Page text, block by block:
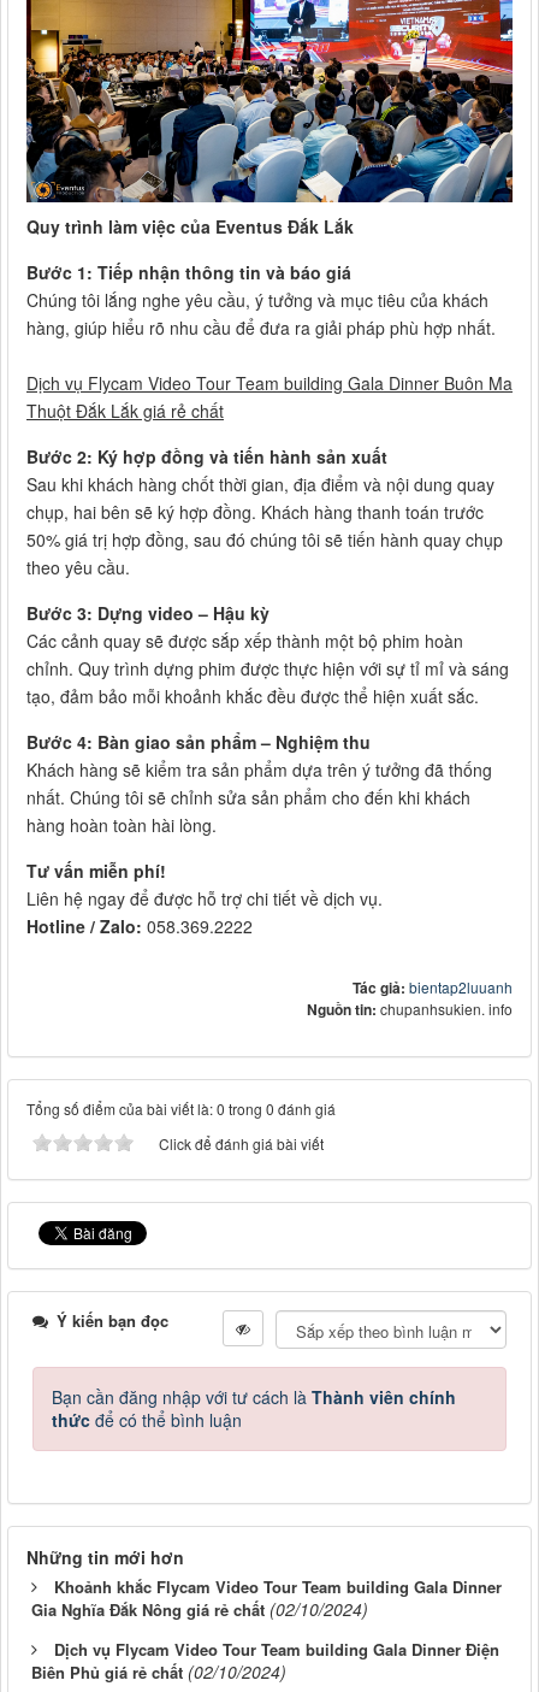
Quy trình làm việc của Eventus Đắk Lắk
Bước 1: Tiếp nhận thông tin và báo giá
Chúng tôi lắng nghe yêu cầu, ý tưởng và mục tiêu của khách
hàng, giúp hiểu rõ nhu cầu để đưa ra giải pháp phù hợp nhất.
Dịch vụ Flycam Video Tour Team building Gala Dinner Buôn Ma
Thuột Đắk Lắk giá rẻ chất
Bước 2: Ký hợp đồng và tiến hành sản xuất
Sau khi khách hàng chốt thời gian, địa điểm và nội dung quay
chụp, hai bên sẽ ký hợp đồng. Khách hàng thanh toán trước
50% giá trị hợp đồng, sau đó chúng tôi sẽ tiến hành quay chụp
theo yêu cầu.
Bước 3: Dựng video – Hậu kỳ
Các cảnh quay sẽ được sắp xếp thành một bộ phim hoàn
chỉnh. Quy trình dựng phim được thực hiện với sự tỉ mỉ và sáng
tạo, đảm bảo mỗi khoảnh khắc đều được thể hiện xuất sắc.
Bước 4: Bàn giao sản phẩm – Nghiệm thu
Khách hàng sẽ kiểm tra sản phẩm dựa trên ý tưởng đã thống
nhất. Chúng tôi sẽ chỉnh sửa sản phẩm cho đến khi khách
hàng hoàn toàn hài lòng.
Tư vấn miễn phí!
Liên hệ ngay để được hỗ trợ chi tiết về dịch vụ.
Hotline / Zalo: 058.369.2222
Tác giả: bientap2luuanh
Nguồn tin: chupanhsukien. info
Tổng số điểm của bài viết là: 0 trong 0 đánh giá
Click để đánh giá bài viết
Ý kiến bạn đọc
Bạn cần đăng nhập với tư cách là Thành viên chính
thức để có thể bình luận
Những tin mới hơn
Khoảnh khắc Flycam Video Tour Team building Gala Dinner
Gia Nghĩa Đắk Nông giá rẻ chất (02/10/2024)
Dịch vụ Flycam Video Tour Team building Gala Dinner Điện
Biên Phủ giá rẻ chất (02/10/2024)